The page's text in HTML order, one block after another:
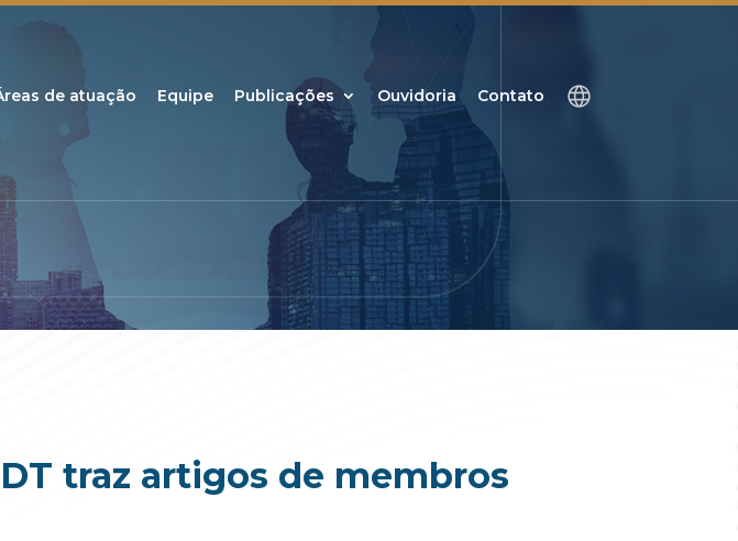
de atuação Equipe Publicações Ouvidoria Contato
traz artigos de membros